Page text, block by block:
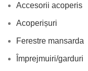
Accesorii acoperis
Acoperișuri
Ferestre mansarda
Împrejmuiri/garduri